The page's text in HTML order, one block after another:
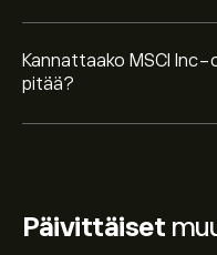
Kannattaako MSCI
pitää?
Päivittäiset